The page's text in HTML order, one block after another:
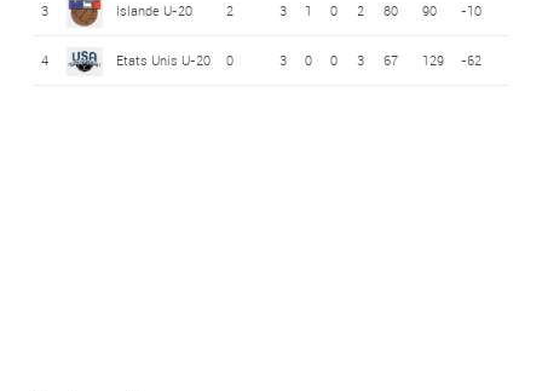
3 Islande U-20 2 3 1 0 2 80 90 -10
4 Etats Unis U-20 0 3 0 0 3 67 129 -62